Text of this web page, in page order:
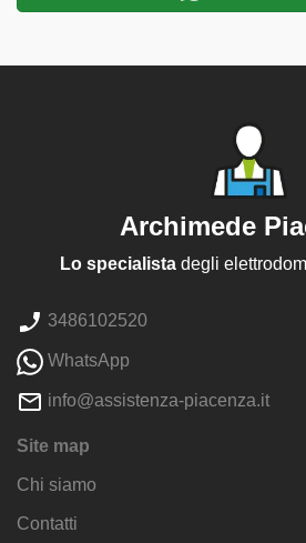
Archimede
Lo specialistadegli
3486102520
WhatsApp
info@assistenza-piacenza.it
Site map
Chi siamo
Contatti